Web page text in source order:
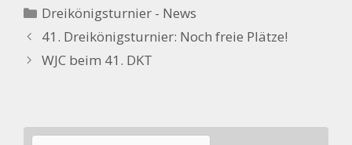
Kategorien
Dreikönigsturnier - News
41. Dreikönigsturnier: Noch freie Plätze!
WJC beim 41. DKT